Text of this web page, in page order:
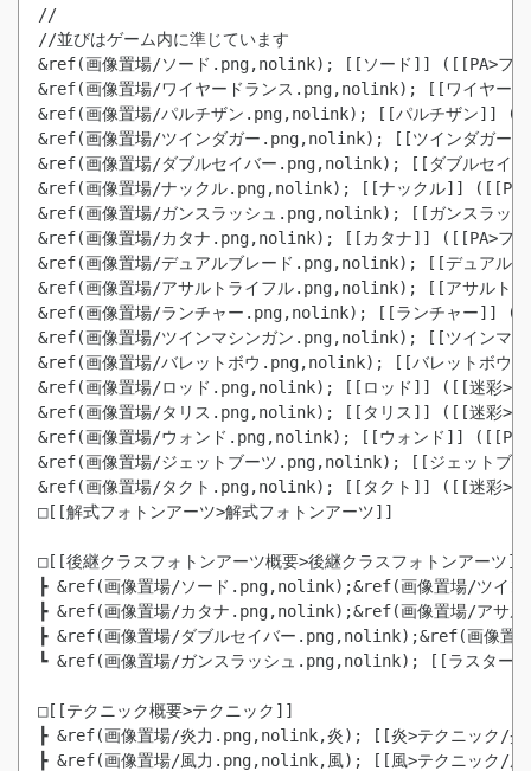
//
//並びはゲーム内に準じています
&ref(画像置場/ソード.png,nolink); [[ソード]] ([[PA>フ
&ref(画像置場/ワイヤードランス.png,nolink); [[ワイヤー
&ref(画像置場/パルチザン.png,nolink); [[パルチザン]]
&ref(画像置場/ツインダガー.png,nolink); [[ツインダガー
&ref(画像置場/ダブルセイバー.png,nolink); [[ダブルセイ
&ref(画像置場/ナックル.png,nolink); [[ナックル]] ([[PA>
&ref(画像置場/ガンスラッシュ.png,nolink); [[ガンスラッ
&ref(画像置場/カタナ.png,nolink); [[カタナ]] ([[PA>フ
&ref(画像置場/デュアルブレード.png,nolink); [[デュアル
&ref(画像置場/アサルトライフル.png,nolink); [[アサルト
&ref(画像置場/ランチャー.png,nolink); [[ランチャー]]
&ref(画像置場/ツインマシンガン.png,nolink); [[ツインマ
&ref(画像置場/バレットボウ.png,nolink); [[バレットボウ
&ref(画像置場/ロッド.png,nolink); [[ロッド]] ([[迷彩>武
&ref(画像置場/タリス.png,nolink); [[タリス]] ([[迷彩>武
&ref(画像置場/ウォンド.png,nolink); [[ウォンド]] ([[PA>
&ref(画像置場/ジェットブーツ.png,nolink); [[ジェットブ
&ref(画像置場/タクト.png,nolink); [[タクト]] ([[迷彩>武
□[[解式フォトンアーツ>解式フォトンアーツ]]
□[[後継クラスフォトンアーツ概要>後継クラスフォトンアーツ]]
┣ &ref(画像置場/ソード.png,nolink);&ref(画像置場/ツイ
┣ &ref(画像置場/カタナ.png,nolink);&ref(画像置場/アサ
┣ &ref(画像置場/ダブルセイバー.png,nolink);&ref(画像置
┗ &ref(画像置場/ガンスラッシュ.png,nolink); [[ラスター
□[[テクニック概要>テクニック]]
┣ &ref(画像置場/炎力.png,nolink,炎); [[炎>テクニック/
┣ &ref(画像置場/風力.png,nolink,風); [[風>テクニック/